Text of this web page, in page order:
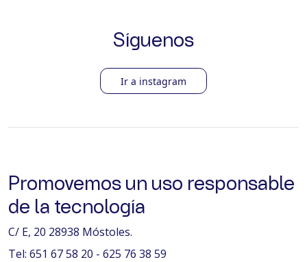
Síguenos
Ir a instagram
Promovemos un uso responsable
de la tecnología
C/ E, 20 28938 Móstoles.
Tel: 651 67 58 20 - 625 76 38 59